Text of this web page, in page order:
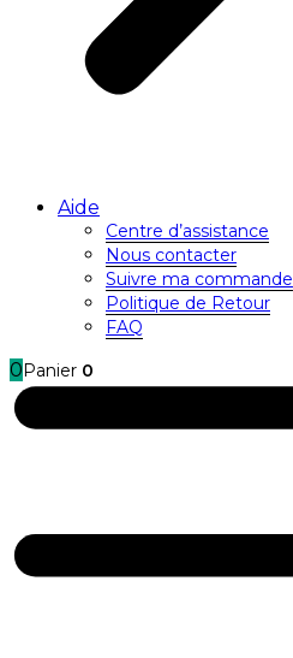
Aide
Centre d’assistance
Nous contacter
Suivre ma commande
Politique de Retour
FAQ
0 Panier 0